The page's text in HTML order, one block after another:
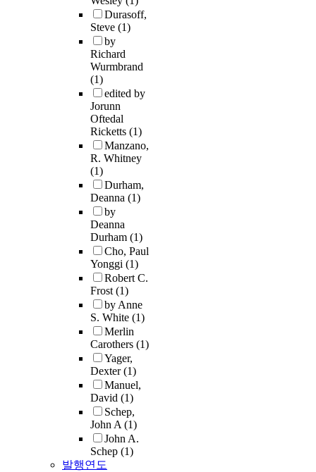
Durasoff,
Steve (1)
by
Richard
Wurmbrand
(1)
edited by
Jorunn
Oftedal
Ricketts (1)
Manzano,
R. Whitney
(1)
Durham,
Deanna (1)
by
Deanna
Durham (1)
Cho, Paul
Yonggi (1)
Robert C.
Frost(1)
by Anne
S. White (1)
Merlin
Carothers (1)
Yager,
Dexter(1)
Manuel,
David (1)
Schep,
John A(1)
John A.
Schep (1)
발행연도